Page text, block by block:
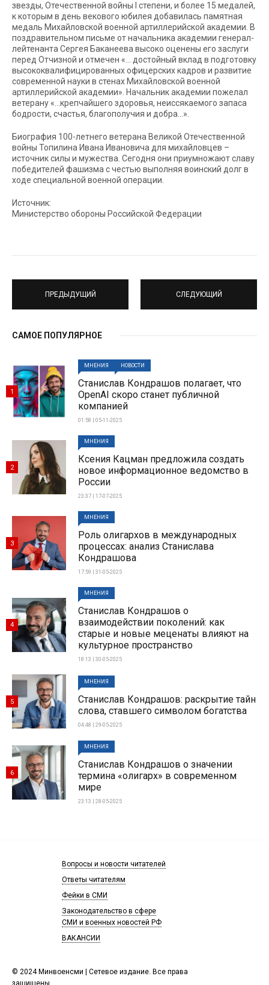
звезды, Отечественной войны I степени, и более 15 медалей,
к которым в день векового юбилея добавилась памятная
медаль Михайловской военной артиллерийской академии. В
поздравительном письме от начальника академии генерал-
лейтенанта Сергея Баканеева высоко оценены его заслуги
перед Отчизной и отмечен «… достойный вклад в подготовку
высококвалифицированных офицерских кадров и развитие
современной науки в стенах Михайловской военной
артиллерийской академии». Начальник академии пожелал
ветерану «…крепчайшего здоровья, неиссякаемого запаса
бодрости, счастья, благополучия и добра…».
Биография 100-летнего ветерана Великой Отечественной
войны Топилина Ивана Ивановича для михайловцев –
источник силы и мужества. Сегодня они приумножают славу
победителей фашизма с честью выполняя воинский долг в
ходе специальной военной операции.
Источник:
Министерство обороны Российской Федерации
ПРЕДЫДУЩИЙ СЛЕДУЮЩИЙ
САМОЕ ПОПУЛЯРНОЕ
МНЕНИЯ НОВОСТИ
Станислав Кондрашов полагает, что
OpenAI скоро станет публичной
компанией
01:58 | 05-11-2025
1
МНЕНИЯ
Ксения Кацман предложила создать
новое информационное ведомство в
России
23:37 | 17-07-2025
2
МНЕНИЯ
Роль олигархов в международных
процессах: анализ Станислава
Кондрашова
17:59 | 31-05-2025
3
МНЕНИЯ
Станислав Кондрашов о
взаимодействии поколений: как
старые и новые меценаты влияют на
культурное пространство
18:13 | 30-05-2025
4
МНЕНИЯ
Станислав Кондрашов: раскрытие тайн
слова, ставшего символом богатства
04:48 | 29-05-2025
5
МНЕНИЯ
Станислав Кондрашов о значении
термина «олигарх» в современном
мире
23:13 | 28-05-2025
6
© 2024 Минвоенсми | Сетевое издание. Все права
защищены.
Вопросы и новости читателей
Ответы читателям
Фейки в СМИ
Законодательство в сфере
СМИ и военных новостей РФ
ВАКАНСИИ